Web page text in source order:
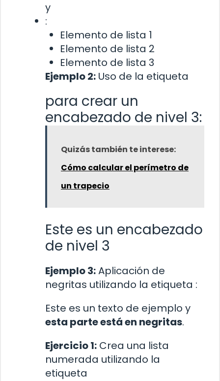
y
:
Elemento de lista 1
Elemento de lista 2
Elemento de lista 3
Ejemplo 2: Uso de la etiqueta
para crear un
encabezado de nivel 3:
Quizás también te interese:
Cómo calcular el perímetro de
un trapecio
Este es un encabezado
de nivel 3
Ejemplo 3:Aplicación de
negritas utilizando la etiqueta :
Este es un texto de ejemplo y
esta parte está en negritas.
Ejercicio 1: Crea una lista
numerada utilizando la
etiqueta